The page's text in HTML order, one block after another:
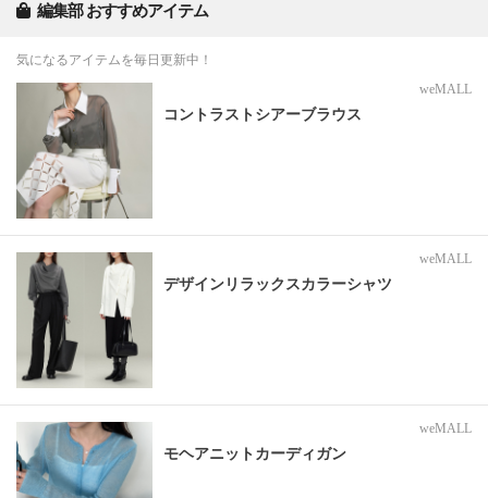
編集部 おすすめアイテム
気になるアイテムを毎日更新中！
weMALL
コントラストシアーブラウス
weMALL
デザインリラックスカラーシャツ
weMALL
モヘアニットカーディガン